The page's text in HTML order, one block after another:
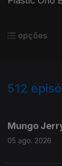
opções
512
Mungo
05 ago. 2026